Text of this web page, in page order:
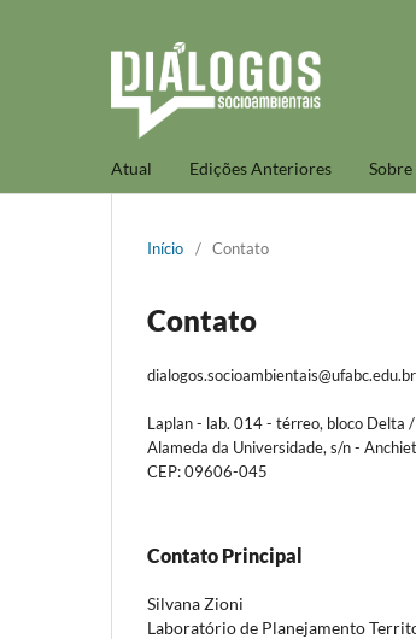
Atual Edições Anteriores Sobre
Início / Contato
Contato
dialogos.socioambientais@ufabc.edu.br
Laplan - lab. 014 - térreo, bloco Delta
Alameda da Universidade, s/n -
CEP: 09606-045
Contato Principal
Silvana Zioni
Laboratório de Planejamento